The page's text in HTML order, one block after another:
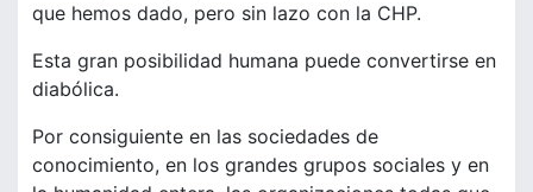
que hemos dado, pero sin lazo con la CHP.
Esta gran posibilidad humana puede convertirse en
diabólica.
Por consiguiente en las sociedades de
conocimiento, en los grandes grupos sociales y en